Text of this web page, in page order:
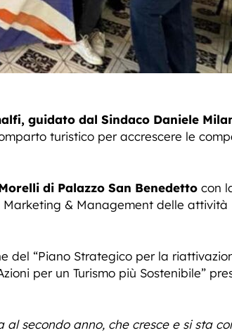
guidato dal Sindaco Daniele
turistico per accrescere le
di Palazzo San Benedetto con
& Management delle attività
del “Piano Strategico per la
per un Turismo più Sostenibile”
secondo anno, che cresce e si sta